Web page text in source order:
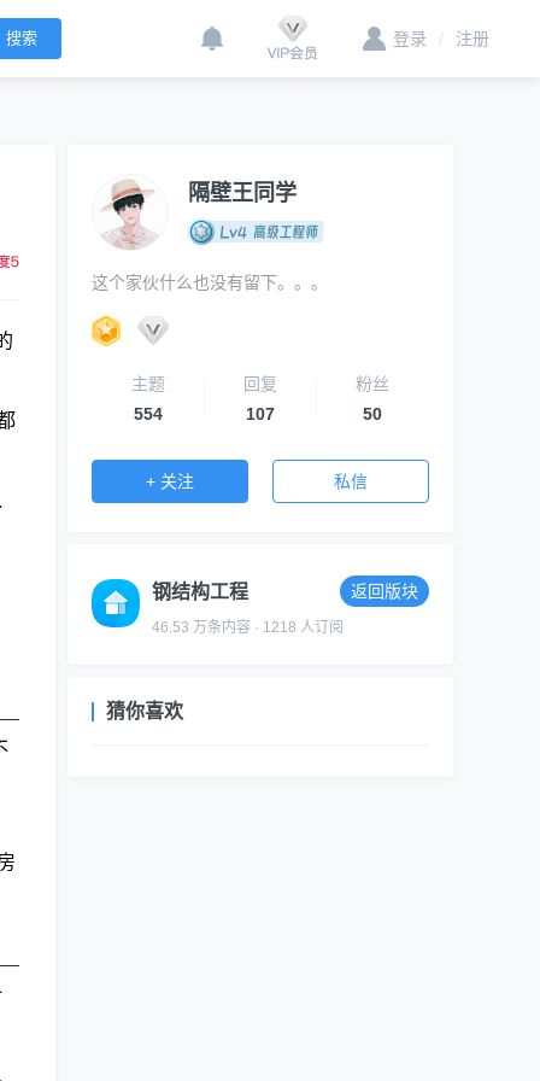
登录 / 注册
隔壁王同学
这个家伙什么也没有留下。。。
主题
554
回复
107
粉丝
50
+ 关注 私信
钢结构工程 返回版块
46.53 万条内容 · 1218 人订阅
猜你喜欢